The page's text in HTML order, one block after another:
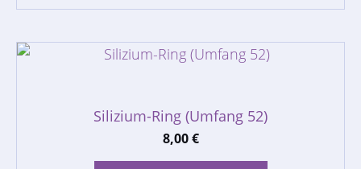
Silizium-Ring (Umfang 52)
8,00€